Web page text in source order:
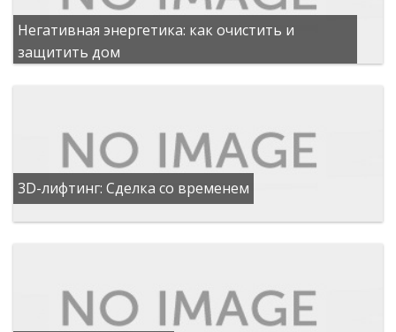
Негативная энергетика: как очистить и
защитить дом
3D-лифтинг: Сделка со временем